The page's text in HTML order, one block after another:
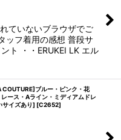
ていないブラウザでご
ッフ着用の感想 普段サ
ト ・・ERUKEI LK エル
ブルー・ピンク・花
ース・Aライン・ミディアムドレ
サイズあり] [C2652]